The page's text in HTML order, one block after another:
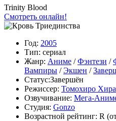
Trinity Blood
Смотреть онлайн!
Год: 2005
Тип: сериал
Жанр: Аниме /Фэнтези /
Вампиры /Экшен /
Статус:Завершён
Режиссер: Томохиро
Озвучивание: Мега-
Студия: Gonzo
Возрастной рейтинг: R